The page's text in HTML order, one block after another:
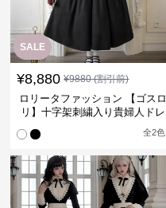
SALE
¥8,880 ¥9880(割引前)
ロリータファッション 【ゴスロ
リ】十字架刺繍入り貴婦人ドレ
全2色